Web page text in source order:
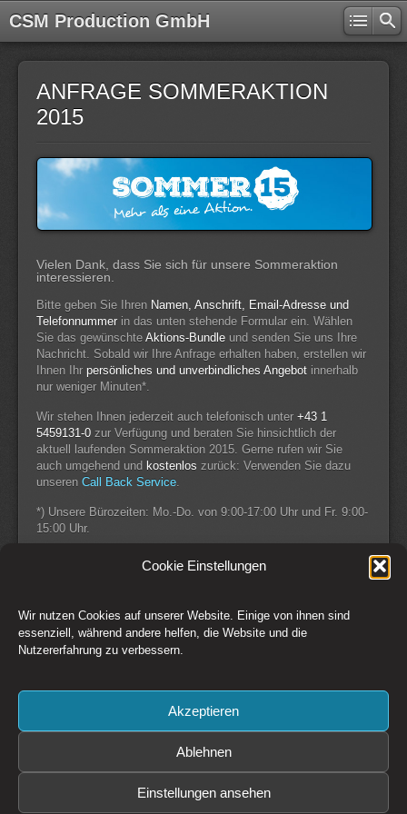
Cookie Einstellungen
Wir nutzen Cookies auf unserer Website. Einige von ihnen sind
essenziell, während andere helfen, die Website und die
Nutzererfahrung zu verbessern.
Akzeptieren
Ablehnen
Einstellungen ansehen
CSM Production GmbH
ANFRAGE SOMMERAKTION
2015
Vielen Dank, dass Sie sich für unsere Sommeraktion
interessieren.
Bitte geben Sie Ihren Namen, Anschrift, Email-Adresse und
Telefonnummer in das unten stehende Formular ein. Wählen
Sie das gewünschte Aktions-Bundle und senden Sie uns Ihre
Nachricht. Sobald wir Ihre Anfrage erhalten haben, erstellen wir
Ihnen Ihr persönliches und unverbindliches Angebot innerhalb
nur weniger Minuten*.
Wir stehen Ihnen jederzeit auch telefonisch unter +43 1
5459131-0 zur Verfügung und beraten Sie hinsichtlich der
aktuell laufenden Sommeraktion 2015. Gerne rufen wir Sie
auch umgehend und kostenlos zurück: Verwenden Sie dazu
unseren Call Back Service.
*) Unsere Bürozeiten: Mo.-Do. von 9:00-17:00 Uhr und Fr. 9:00-
15:00 Uhr.
Switch to Desktop Version
Copyright © 1993-2026 CSM Production GmbH Österreich - Creative
Solutions + Media
Preise zzgl. 20% MwSt. Irrtümer und Änderungen vorbehalten. Es gelten
der CSM Production GmbH
Bildrechte: CSM Production GmbH, Fotolia / Adobe Stock, sofern nicht
anders angegeben.
Diese Website ist durch reCAPTCHA geschützt und es gelten die